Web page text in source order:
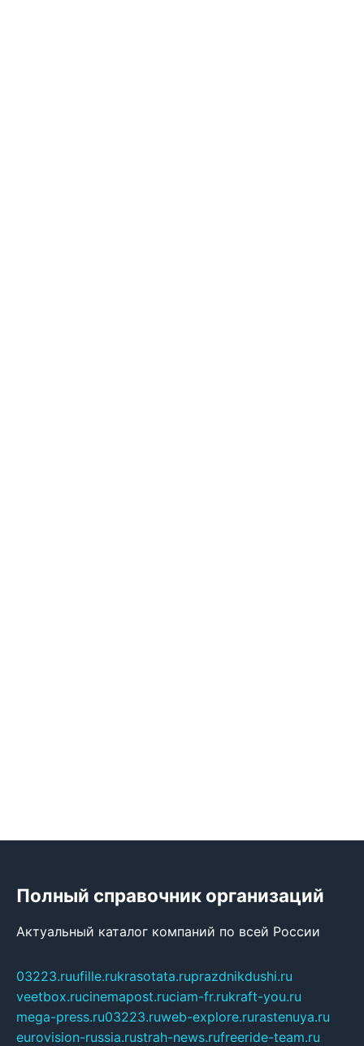
Полный справочник организаций
Актуальный каталог компаний по всей России
03223.ruufille.rukrasotata.ruprazdnikdushi.ru
veetbox.rucinemapost.ruciam-fr.rukraft-you.ru
mega-press.ru03223.ruweb-explore.rurastenuya.ru
eurovision-russia.rustrah-news.rufreeride-team.ru